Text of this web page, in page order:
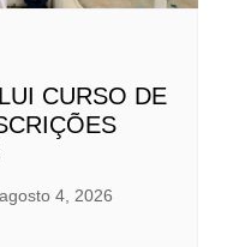
CURSO DE
agosto 4, 2026